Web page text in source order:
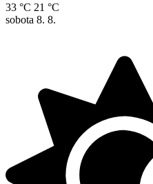
33 °C 21 °C
sobota 8. 8.